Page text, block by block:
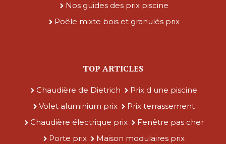
Nos guides des prix piscine
Poêle mixte bois et granulés prix
TOP ARTICLES
Chaudière de Dietrich
Prix d une piscine
Volet aluminium prix
Prix terrassement
Chaudière électrique prix
Fenêtre pas cher
Porte prix
Maison modulaires prix